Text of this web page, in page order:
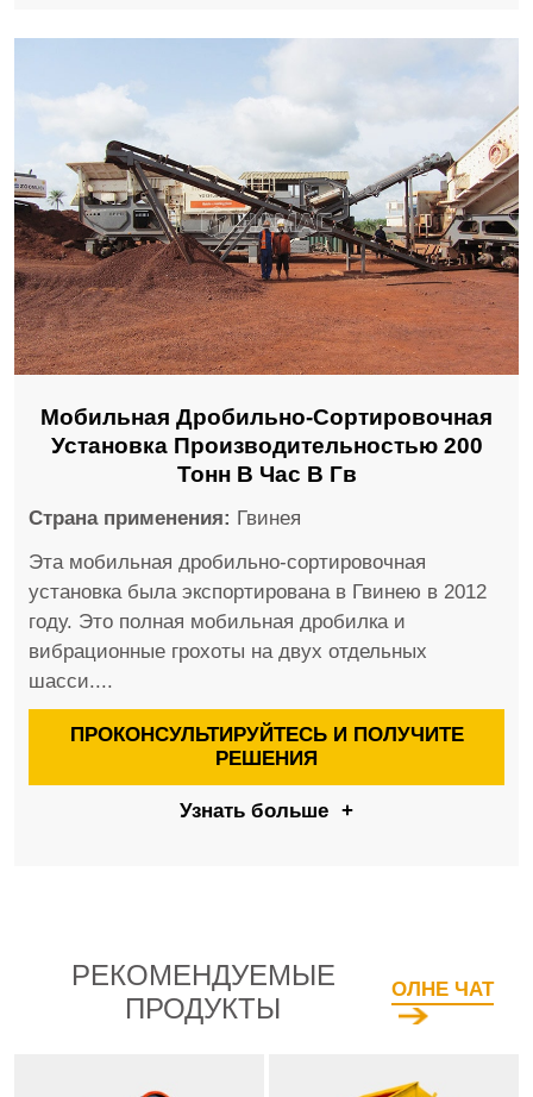
Мобильная Дробильно-Сортировочная
Установка Производительностью 200
Тонн В Час В Гв
Страна применения: Гвинея
Эта мобильная дробильно-сортировочная
установка была экспортирована в Гвинею в 2012
году. Это полная мобильная дробилка и
вибрационные грохоты на двух отдельных
шасси....
ПРОКОНСУЛЬТИРУЙТЕСЬ И ПОЛУЧИТЕ
РЕШЕНИЯ
Узнать больше +
РЕКОМЕНДУЕМЫЕ
ПРОДУКТЫ
ОЛНЕ ЧАТ